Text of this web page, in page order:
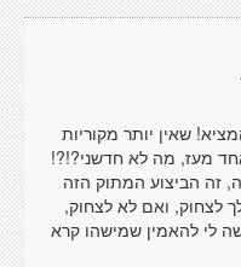
שאין יותר מקוריות
מעז, מה לא חדשני?!?!
זה הביצוע המתוק הזה
לצחוק, ואם לא לצחוק,
לי להאמין שמישהו קרא